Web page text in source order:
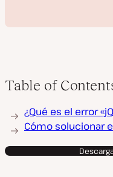
Table of
¿Qué es el error
Cómo solucionar